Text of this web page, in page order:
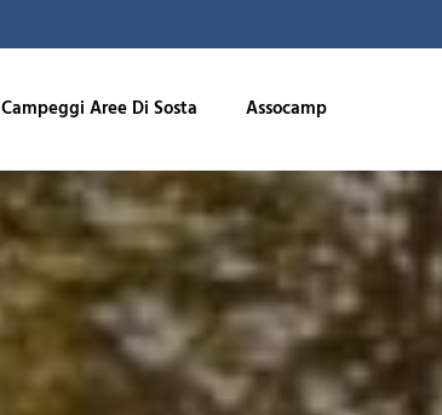
Campeggi Aree Di Sosta Assocamp